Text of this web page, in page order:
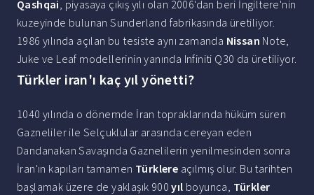
Qashqai, piyasaya çıkış yılı olan 2006'dan beri İngiltere'nin
kuzeyinde bulunan Sunderland fabrikasında üretiliyor.
1986 yılında açılan bu tesiste aynı zamanda Nissan Note,
Juke ve Leaf modellerinin yanında Infiniti Q30 da üretiliyor.
Türkler iran'ı kaç yıl yönetti?
1040 yılında o dönemde İran topraklarında hüküm süren
Gazneliler ile Selçuklular arasında cereyan eden
Dandanakan Savaşında Gaznelilerin yenilmesinden sonra
İran'ın kapıları tamamen Türklere açılmış olur. Bu tarihten
başlamak üzere de yaklaşık 900yıl boyunca, Türkler